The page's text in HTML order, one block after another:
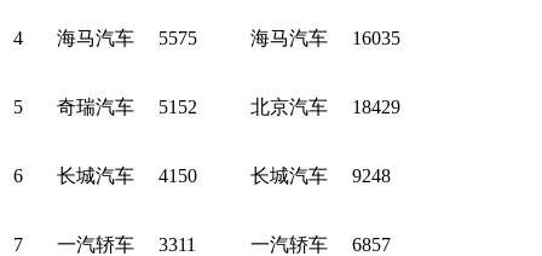
4 海马汽车 5575 海马汽车 16035
5 奇瑞汽车 5152 北京汽车 18429
6 长城汽车 4150 长城汽车 9248
7 一汽轿车 3311 一汽轿车 6857